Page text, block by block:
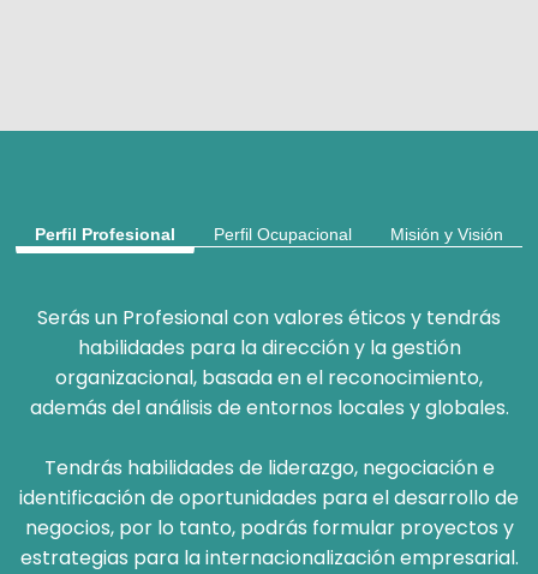
Perfil Profesional Perfil Ocupacional Misión y Visión
Serás un Profesional con valores éticos y tendrás
habilidades para la dirección y la gestión
organizacional, basada en el reconocimiento,
además del análisis de entornos locales y globales.
Tendrás habilidades de liderazgo, negociación e
identificación de oportunidades para el desarrollo de
negocios, por lo tanto, podrás formular proyectos y
estrategias para la internacionalización empresarial.